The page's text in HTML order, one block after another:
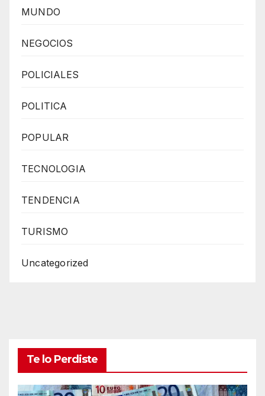
MUNDO
NEGOCIOS
POLICIALES
POLITICA
POPULAR
TECNOLOGIA
TENDENCIA
TURISMO
Uncategorized
Te lo Perdiste